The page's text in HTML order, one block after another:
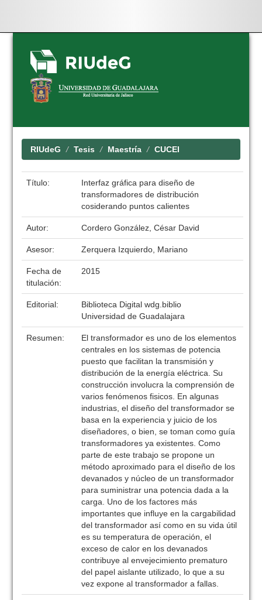
Skip
navigation
RIUdeG Tesis Maestría CUCEI
Título:
Interfaz gráfica para diseño de
transformadores de distribución
cosiderando puntos calientes
Autor: Cordero González, César David
Asesor: Zerquera Izquierdo, Mariano
Fecha de
titulación:
2015
Editorial:
Biblioteca Digital wdg.biblio
Universidad de Guadalajara
Resumen:
El transformador es uno de los elementos
centrales en los sistemas de potencia
puesto que facilitan la transmisión y
distribución de la energía eléctrica. Su
construcción involucra la comprensión de
varios fenómenos fisicos. En algunas
industrias, el diseño del transformador se
basa en la experiencia y juicio de los
diseñadores, o bien, se toman como guía
transformadores ya existentes. Como
parte de este trabajo se propone un
método aproximado para el diseño de los
devanados y núcleo de un transformador
para suministrar una potencia dada a la
carga. Uno de los factores más
importantes que influye en la cargabilidad
del transformador así como en su vida útil
es su temperatura de operación, el
exceso de calor en los devanados
contribuye al envejecimiento prematuro
del papel aislante utilizado, lo que a su
vez expone al transformador a fallas.